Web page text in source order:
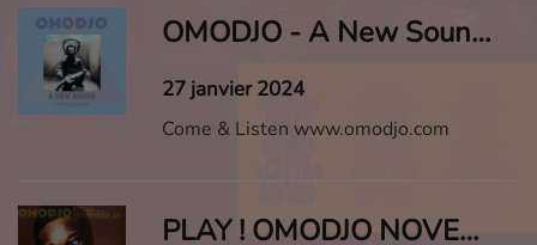
OMODJO - A New Sound #1
27 janvier 2024
Come & Listen www.omodjo.com
PLAY ! OMODJO NOVEMBRE 2023